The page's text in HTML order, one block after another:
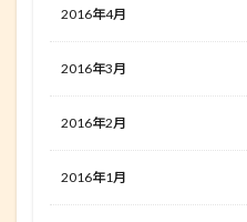
2016年4月
2016年3月
2016年2月
2016年1月